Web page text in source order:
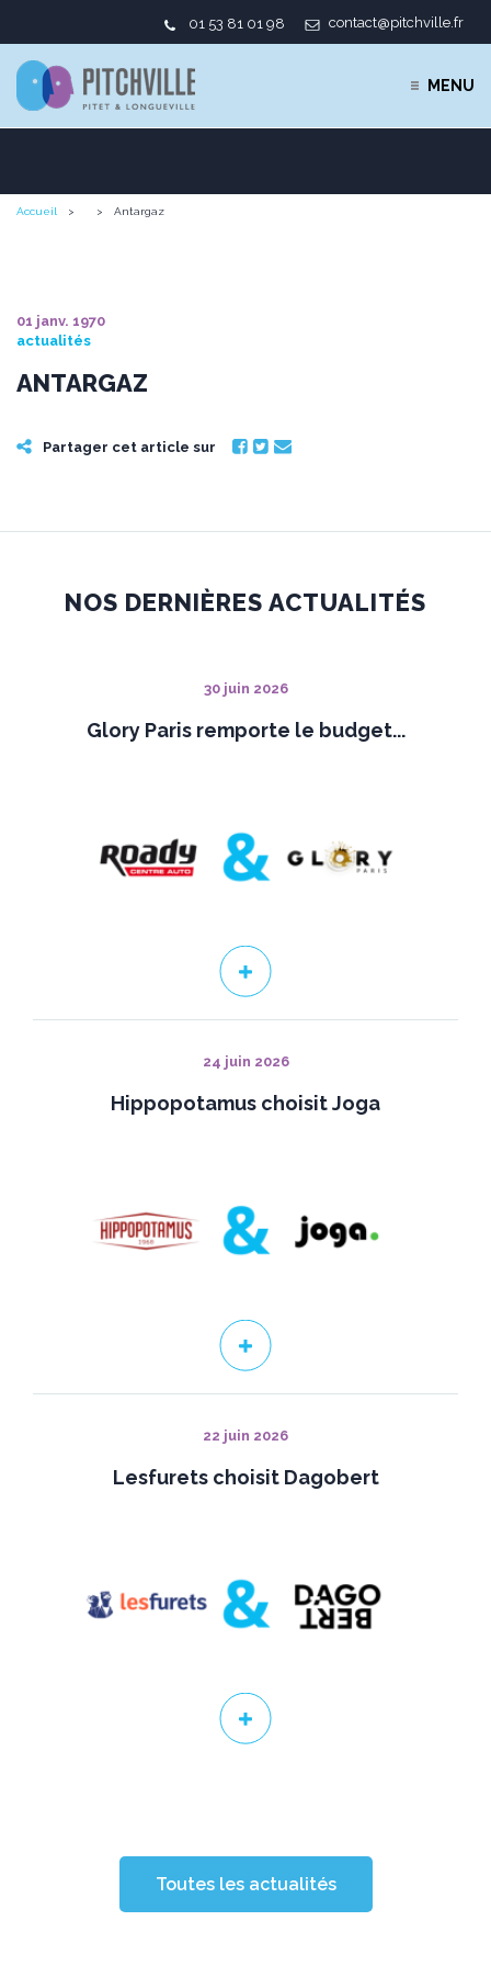
01 53 81 01 98 contact@pitchville.fr
MENU
Accueil Antargaz
01 janv. 1970
actualités
ANTARGAZ
Partager cet article sur
NOS DERNIÈRES ACTUALITÉS
30 juin 2026
Glory Paris remporte le budget...
24 juin 2026
Hippopotamus choisit Joga
22 juin 2026
Lesfurets choisit Dagobert
Toutes les actualités